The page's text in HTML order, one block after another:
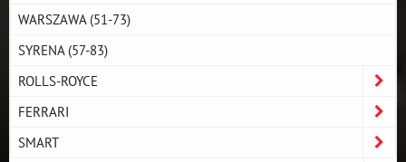
WARSZAWA (51-73)
SYRENA (57-83)
ROLLS-ROYCE
FERRARI
SMART